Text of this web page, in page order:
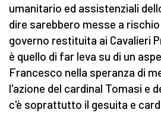
umanitario ed assistenziali
dire sarebbero messe a
governo restituita ai Cavalieri
è quello di far leva su di un
Francesco nella speranza di
l'azione del cardinal Tomasi e
c'è soprattutto il gesuita e